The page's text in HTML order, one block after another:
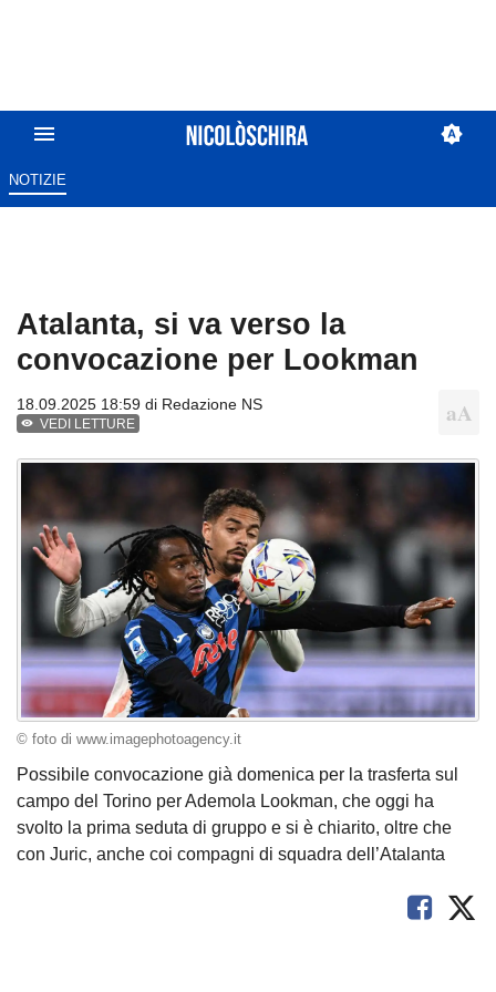
NOTIZIE
Atalanta, si va verso la
convocazione per Lookman
18.09.2025 18:59 di Redazione NS
VEDI LETTURE
© foto di www.imagephotoagency.it
Possibile convocazione già domenica per la trasferta sul
campo del Torino per Ademola Lookman, che oggi ha
svolto la prima seduta di gruppo e si è chiarito, oltre che
con Juric, anche coi compagni di squadra dell’Atalanta